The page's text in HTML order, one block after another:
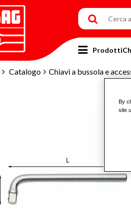
Catalogo Chiavi a bussola e
Prodotti
By
site